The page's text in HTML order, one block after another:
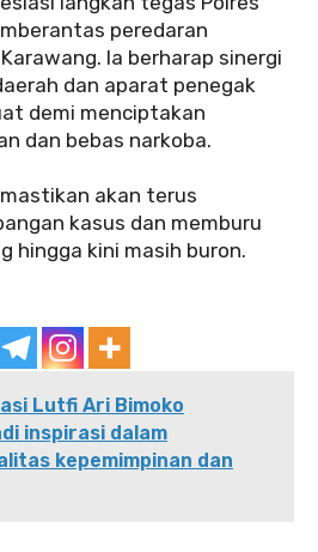
peredaran
Ia berharap sinergi
dan aparat penegak
demi menciptakan
dan bebas narkoba.
akan terus
kasus dan memburu
hingga kini masih buron.
Lutfi Ari Bimoko
inspirasi dalam
kepemimpinan dan